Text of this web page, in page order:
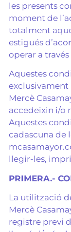
les presents
moment de
totalment
estigués
operar a
Aquestes
exclusivament
Mercè
accedeixin i/o
Aquestes
cadascuna de
llegir-les,
PRIMERA.-
La utilització
Mercè
registre previ